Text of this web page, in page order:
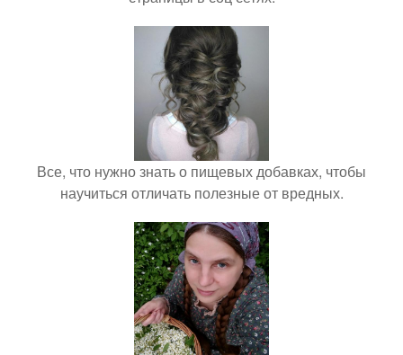
Все, что нужно знать о пищевых добавках, чтобы
научиться отличать полезные от вредных.